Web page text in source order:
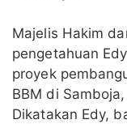
Majelis Hakim
pengetahuan
proyek
BBM di
Dikatakan Edy,